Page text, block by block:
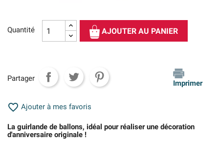
Quantité AJOUTER AU PANIER
Partager
Imprimer
 Ajouter à mes favoris
La guirlande de ballons, idéal pour réaliser une décoration
d'anniversaire originale !